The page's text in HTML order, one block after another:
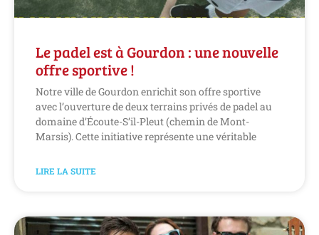
Le padel est à Gourdon : une nouvelle
offre sportive !
Notre ville de Gourdon enrichit son offre sportive
avec l’ouverture de deux terrains privés de padel au
domaine d’Écoute-S’il-Pleut (chemin de Mont-
Marsis). Cette initiative représente une véritable
LIRE LA SUITE